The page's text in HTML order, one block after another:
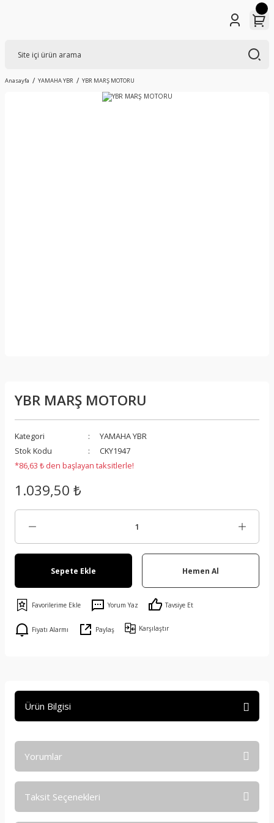
Anasayfa YAMAHA YBR YBR MARŞ MOTORU
YBR MARŞ MOTORU
Kategori
YAMAHA YBR
Stok Kodu
CKY1947
*86,63 ₺ den başlayan taksitlerle!
1.039,50 ₺
Sepete Ekle Hemen Al
Yorum Yaz Tavsiye Et
Fiyatı Alarmı Paylaş Karşılaştır
Ürün Bilgisi
Yorumlar
Taksit Seçenekleri